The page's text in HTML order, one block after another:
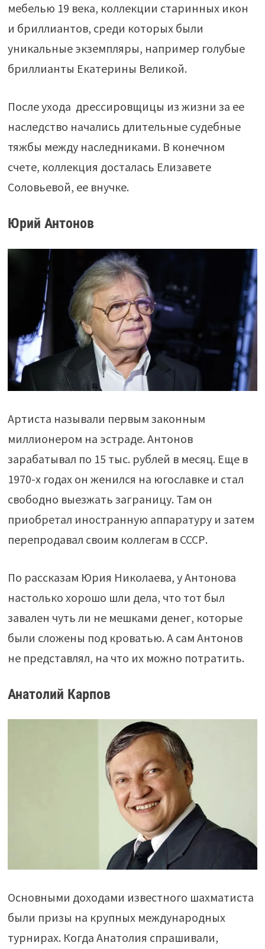
мебелью 19 века, коллекции старинных икон
и бриллиантов, среди которых были
уникальные экземпляры, например голубые
бриллианты Екатерины Великой.
После ухода дрессировщицы из жизни за ее
наследство начались длительные судебные
тяжбы между наследниками. В конечном
счете, коллекция досталась Елизавете
Соловьевой, ее внучке.
Юрий Антонов
Артиста называли первым законным
миллионером на эстраде. Антонов
зарабатывал по 15 тыс. рублей в месяц. Еще в
1970-х годах он женился на югославке и стал
свободно выезжать заграницу. Там он
приобретал иностранную аппаратуру и затем
перепродавал своим коллегам в СССР.
По рассказам Юрия Николаева, у Антонова
настолько хорошо шли дела, что тот был
завален чуть ли не мешками денег, которые
были сложены под кроватью. А сам Антонов
не представлял, на что их можно потратить.
Анатолий Карпов
Основными доходами известного шахматиста
были призы на крупных международных
турнирах. Когда Анатолия спрашивали,